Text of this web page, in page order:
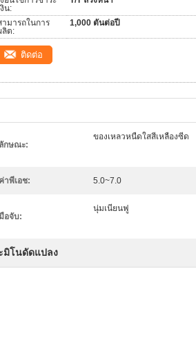
งิน:
ามารถในการ
ลิต:
1,000 ตันต่อปี
ติดต่อ
ลักษณะ:
ของเหลวหนืดใสสีเหลืองซีด
ค่าพีเอช: 5.0~7.0
อจับ:
นุ่มเนียนฟู
มิโนดัดแปลง